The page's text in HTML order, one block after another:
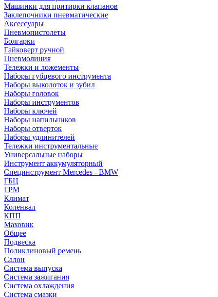
Машинки для притирки клапанов
Заклепочники пневматические
Аксессуары
Пневмопистолеты
Болгарки
Гайковерт ручной
Пневмолиния
Тележки и ложементы
Наборы губцевого инструмента
Наборы выколоток и зубил
Наборы головок
Наборы инструментов
Наборы ключей
Наборы напильников
Наборы отверток
Наборы удлинителей
Тележки инструментальные
Универсальные наборы
Инструмент аккумуляторный
Специнструмент Mercedes - BMW
ГБЦ
ГРМ
Климат
Коленвал
КПП
Маховик
Общее
Подвеска
Поликлиновый ремень
Салон
Система выпуска
Система зажигания
Система охлаждения
Система смазки